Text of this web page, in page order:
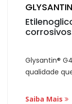
Glysantin®
qualidade
Saiba Mais